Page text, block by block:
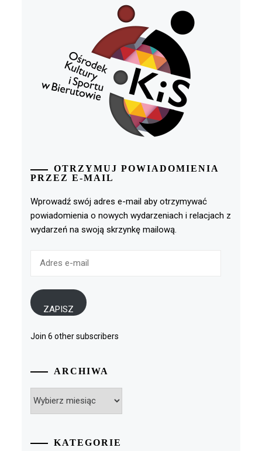
OTRZYMUJ POWIADOMIENIA
PRZEZ E-MAIL
Wprowadź swój adres e-mail aby otrzymywać
powiadomienia o nowych wydarzeniach i relacjach z
wydarzeń na swoją skrzynkę mailową.
ZAPISZ
Join 6 other subscribers
ARCHIWA
KATEGORIE